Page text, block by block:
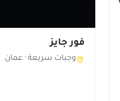
فور جايز
وجبات سريعة · عمان